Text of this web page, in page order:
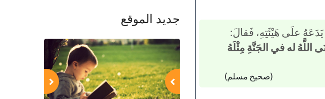
علَى هَيْئَتِهِ، فَقالَ:
اللَّهُ له في الجَنَّةِ مِثْلَهُ
(صحيح مسلم)
جديد الموقع